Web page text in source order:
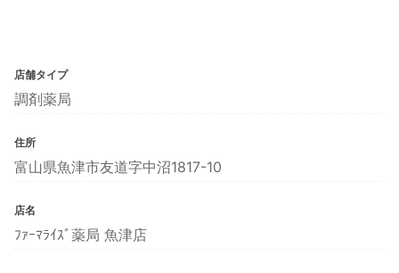
店舗タイプ
調剤薬局
住所
富山県魚津市友道字中沼1817-10
店名
ﾌｧｰﾏﾗｲｽﾞ薬局 魚津店